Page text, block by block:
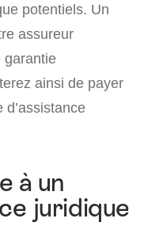
potentiels. Un
assureur
garantie
ainsi de payer
à un
juridique